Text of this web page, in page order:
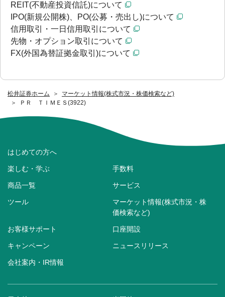
松井証券ホーム
マーケット情報(株式市況・株価検索など)
ＰＲ ＴＩＭＥＳ(3922)
REIT(不動産投資信託)について
IPO(新規公開株)、PO(公募・売出し)について
信用取引・一日信用取引について
先物・オプション取引について
FX(外国為替証拠金取引)について
はじめての方へ
楽しむ・学ぶ 手数料
商品一覧 サービス
ツール
マーケット情報(株式市況・株
価検索など)
お客様サポート 口座開設
キャンペーン ニュースリリース
会社案内・IR情報